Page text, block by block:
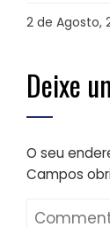
2 de Agosto,
Deixe
O seu
Campos